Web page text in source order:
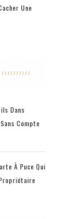
Une
Dans
Compte
À Puce Qui